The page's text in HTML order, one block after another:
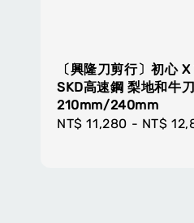
〔興隆刀剪行〕初心
SKD高速鋼 梨地和牛刀
210mm/240mm
Regular
NT$ 11,280 - NT$